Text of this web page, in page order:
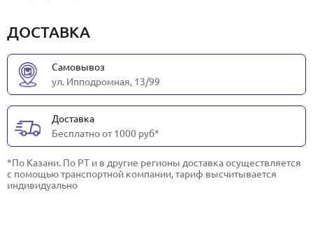
ДОСТАВКА
Самовывоз
ул. Ипподромная, 13/99
Доставка
Бесплатно от 1000 руб*
*По Казани. По РТ и в другие регионы доставка осуществляется
с помощью транспортной компании, тариф высчитывается
индивидуально